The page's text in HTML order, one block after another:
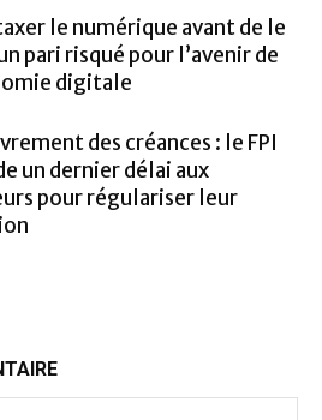
le numérique avant de le
pari risqué pour l’avenir de
digitale
des créances : le FPI
un dernier délai aux
pour régulariser leur